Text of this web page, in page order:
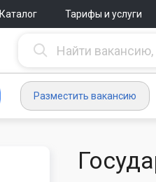
Каталог Тарифы и услуги
Разместить вакансию